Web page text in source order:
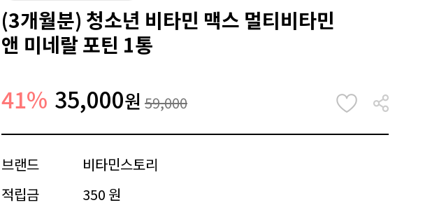
(3개월분) 청소년 비타민 맥스 멀티비타민
앤 미네랄 포틴 1통
41% 35,000원 59,000
브랜드
비타민스토리
적립금
350 원